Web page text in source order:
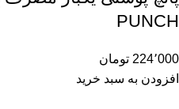
PUNCH
224٬000 تومان
افزودن به سبد خرید